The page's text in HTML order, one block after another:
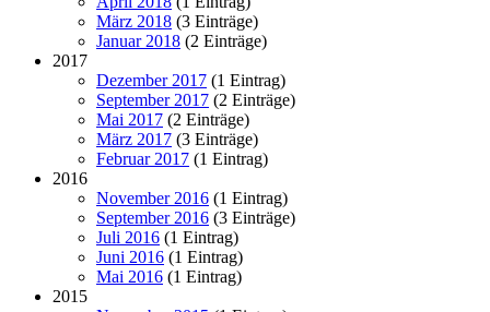
März 2018 (3 Einträge)
Januar 2018 (2 Einträge)
2017
Dezember 2017 (1 Eintrag)
September 2017 (2 Einträge)
Mai 2017 (2 Einträge)
März 2017 (3 Einträge)
Februar 2017 (1 Eintrag)
2016
November 2016 (1 Eintrag)
September 2016 (3 Einträge)
Juli 2016 (1 Eintrag)
Juni 2016 (1 Eintrag)
Mai 2016 (1 Eintrag)
2015